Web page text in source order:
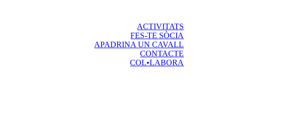
ACTIVITATS
FES-TE SÒCIA
APADRINA UN CAVALL
CONTACTE
COL•LABORA